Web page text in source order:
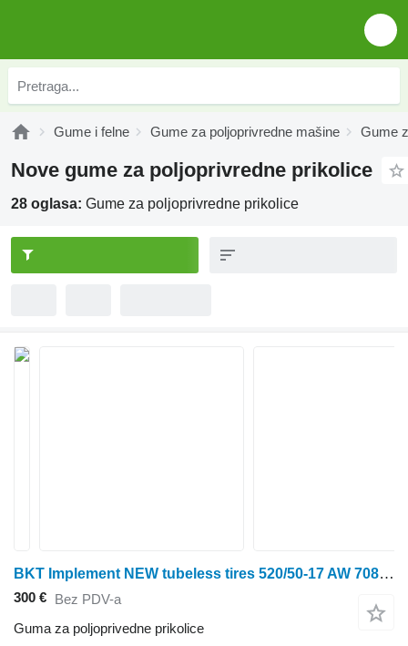
Gume i felne Gume za poljoprivredne mašine Gume
Nove gume za poljoprivredne prikolice
28 oglasa: Gume za poljoprivredne prikolice
BKT Implement NEW tubeless tires 520/50-17 AW 708 162A8
300 € Bez PDV-a
Guma za poljoprivedne prikolice